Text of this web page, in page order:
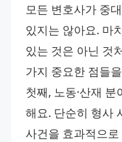
모든 변호사가 중
있지는 않아요. 마
있는 것은 아닌 것
가지 중요한 점들
첫째, 노동·산재
해요. 단순히 형사
사건을 효과적으